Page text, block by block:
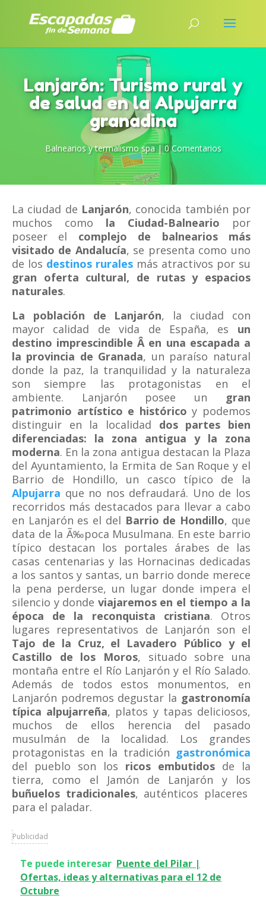
Lanjarón: Turismo rural y
de salud en la Alpujarra
granadina
Balnearios y termalismo spa|0 Comentarios
La ciudad de Lanjarón, conocida también por
muchos como la Ciudad-Balneario por
poseer el complejo de balnearios más
visitado de Andalucía, se presenta como uno
de los destinos ruralesmás atractivos por su
gran oferta cultural, de rutas y espacios
naturales.
La población de Lanjarón, la ciudad con
mayor calidad de vida de España, es un
destino imprescindible Â en una escapada a
la provincia de Granada, un paraíso natural
donde la paz, la tranquilidad y la naturaleza
son siempre las protagonistas en el
ambiente. Lanjarón posee un gran
patrimonio artístico e histórico y podemos
distinguir en la localidad dos partes bien
diferenciadas: la zona antigua y la zona
moderna. En la zona antigua destacan la Plaza
del Ayuntamiento, la Ermita de San Roque y el
Barrio de Hondillo, un casco típico de la
Alpujarra que no nos defraudará. Uno de los
recorridos más destacados para llevar a cabo
en Lanjarón es el del Barrio de Hondillo, que
data de la Ã‰poca Musulmana. En este barrio
típico destacan los portales árabes de las
casas centenarias y las Hornacinas dedicadas
a los santos y santas, un barrio donde merece
la pena perderse, un lugar donde impera el
silencio y donde viajaremos en el tiempo a la
época de la reconquista cristiana. Otros
lugares representativos de Lanjarón son el
Tajo de la Cruz, el Lavadero Público y el
Castillo de los Moros, situado sobre una
montaña entre el Río Lanjarón y el Río Salado.
Además de todos estos monumentos, en
Lanjarón podremos degustar la gastronomía
típica alpujarreña, platos y tapas deliciosos,
muchos de ellos herencia del pasado
musulmán de la localidad. Los grandes
protagonistas en la tradición gastronómica
del pueblo son los ricos embutidosde la
tierra, como el Jamón de Lanjarón y los
buñuelos tradicionales, auténticos placeres
para el paladar.
Publicidad
Te puede interesar Puente del Pilar |
Ofertas, ideas y alternativas para el 12 de
Octubre